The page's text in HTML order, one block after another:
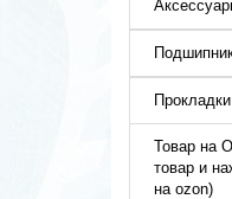
Прокладки
Товар на
товар и
на ozon)